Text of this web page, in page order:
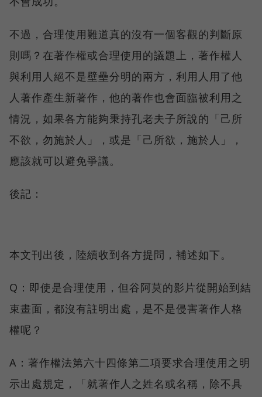
不過，合理使用難道真的沒有一個客觀的判斷原
則嗎？在著作權或合理使用的議題上，著作權人
與利用人絕不是壁壘分明的兩方，利用人用了他
人著作產生新著作，他的著作也會面臨被利用之
情況，如果各方能夠秉持孔老夫子所說的「己所
不欲，勿施於人」，或是「己所欲，施於人」，
應該就可以避免爭議。
後記：
本文刊出後，陸續收到各方提問，補述如下。
Q：即使是合理使用，但谷阿莫的影片從開始到結
束畫面，都沒有註明出處，是不是侵害著作人格
權呢？
A：著作權法第六十四條第二項要求合理使用之明
示出處規定，「就著作人之姓名或名稱，除不具